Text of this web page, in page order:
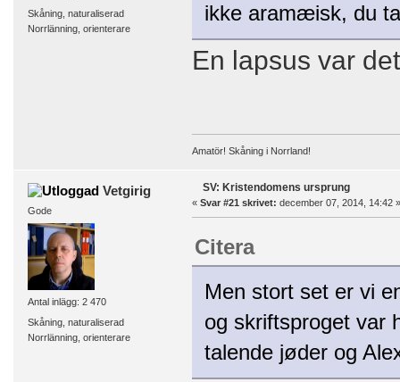
Skåning, naturaliserad
Norrlänning, orienterare
ikke aramæisk, du
En lapsus var
Amatör! Skåning i Norrland!
Vetgirig
Gode
Antal inlägg: 2 470
Skåning, naturaliserad
Norrlänning, orienterare
SV: Kristendomens ursprung
« Svar #21 skrivet: december 07, 2014, 14:42 »
Citera
Men stort set er vi
og skriftsproget var
talende jøder og